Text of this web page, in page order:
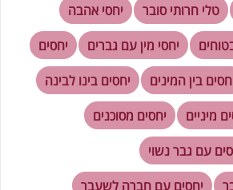
טלי חרותי סובר
יחסי אהבה
יחסי מין עם גברים
יחסים
בין המינים
יחסים בינו לבינה
מיניים
יחסים מסוכנים
עם גבר נשוי
יחסים עם חברה לשעבר